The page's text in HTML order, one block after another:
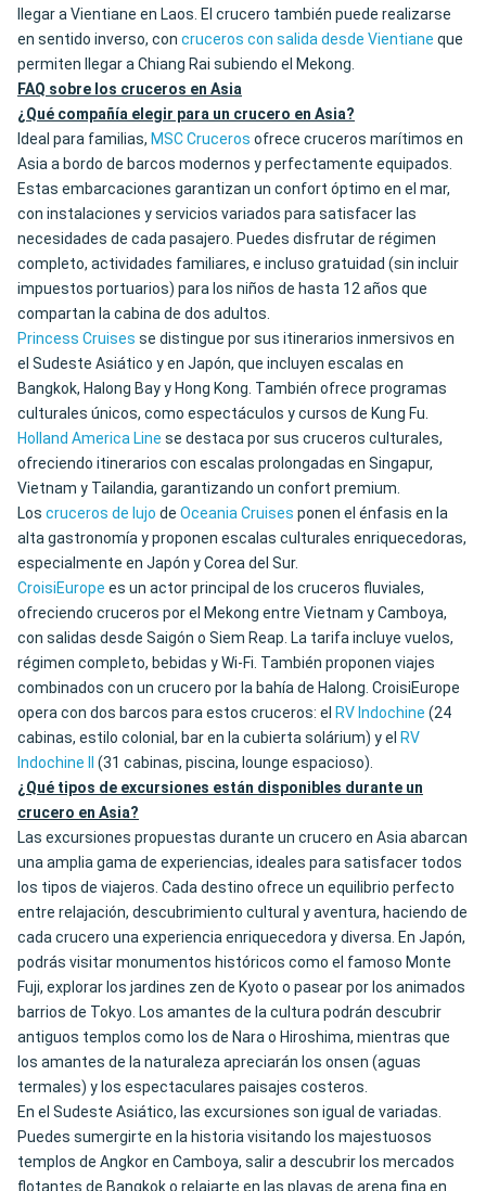
llegar a Vientiane en Laos. El crucero también puede realizarse
en sentido inverso, con cruceros con salida desde Vientiane que
permiten llegar a Chiang Rai subiendo el Mekong.
FAQ sobre los cruceros en Asia
¿Qué compañía elegir para un crucero en Asia?
Ideal para familias, MSC Cruceros ofrece cruceros marítimos en
Asia a bordo de barcos modernos y perfectamente equipados.
Estas embarcaciones garantizan un confort óptimo en el mar,
con instalaciones y servicios variados para satisfacer las
necesidades de cada pasajero. Puedes disfrutar de régimen
completo, actividades familiares, e incluso gratuidad (sin incluir
impuestos portuarios) para los niños de hasta 12 años que
compartan la cabina de dos adultos.
Princess Cruises se distingue por sus itinerarios inmersivos en
el Sudeste Asiático y en Japón, que incluyen escalas en
Bangkok, Halong Bay y Hong Kong. También ofrece programas
culturales únicos, como espectáculos y cursos de Kung Fu.
Holland America Line se destaca por sus cruceros culturales,
ofreciendo itinerarios con escalas prolongadas en Singapur,
Vietnam y Tailandia, garantizando un confort premium.
Los cruceros de lujo de Oceania Cruises ponen el énfasis en la
alta gastronomía y proponen escalas culturales enriquecedoras,
especialmente en Japón y Corea del Sur.
CroisiEurope es un actor principal de los cruceros fluviales,
ofreciendo cruceros por el Mekong entre Vietnam y Camboya,
con salidas desde Saigón o Siem Reap. La tarifa incluye vuelos,
régimen completo, bebidas y Wi-Fi. También proponen viajes
combinados con un crucero por la bahía de Halong. CroisiEurope
opera con dos barcos para estos cruceros: el RV Indochine (24
cabinas, estilo colonial, bar en la cubierta solárium) y el RV
Indochine II
(31 cabinas, piscina, lounge espacioso).
¿Qué tipos de excursiones están disponibles durante un
crucero en Asia?
Las excursiones propuestas durante un crucero en Asia abarcan
una amplia gama de experiencias, ideales para satisfacer todos
los tipos de viajeros. Cada destino ofrece un equilibrio perfecto
entre relajación, descubrimiento cultural y aventura, haciendo de
cada crucero una experiencia enriquecedora y diversa. En Japón,
podrás visitar monumentos históricos como el famoso Monte
Fuji, explorar los jardines zen de Kyoto o pasear por los animados
barrios de Tokyo. Los amantes de la cultura podrán descubrir
antiguos templos como los de Nara o Hiroshima, mientras que
los amantes de la naturaleza apreciarán los onsen (aguas
termales) y los espectaculares paisajes costeros.
En el Sudeste Asiático, las excursiones son igual de variadas.
Puedes sumergirte en la historia visitando los majestuosos
templos de Angkor en Camboya, salir a descubrir los mercados
flotantes de Bangkok o relajarte en las playas de arena fina en